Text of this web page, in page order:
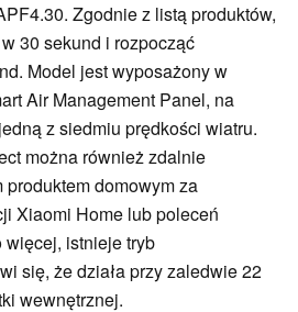
Zgodnie z listą produktów,
30 sekund i rozpocząć
Model jest wyposażony w
Air Management Panel, na
z siedmiu prędkości wiatru.
można również zdalnie
domowym za
Xiaomi Home lub poleceń
więcej, istnieje tryb
się, że działa przy zaledwie 22
wewnętrznej.